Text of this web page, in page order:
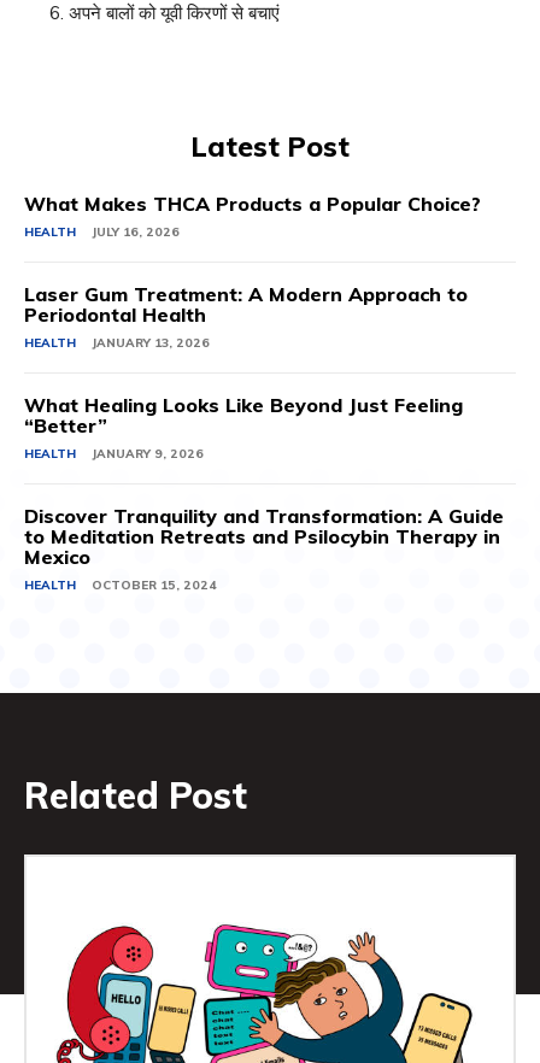
6. अपने बालों को यूवी किरणों से बचाएं
Latest Post
What Makes THCA Products a Popular Choice?
HEALTH JULY 16, 2026
Laser Gum Treatment: A Modern Approach to
Periodontal Health
HEALTH JANUARY 13, 2026
What Healing Looks Like Beyond Just Feeling
“Better”
HEALTH JANUARY 9, 2026
Discover Tranquility and Transformation: A Guide
to Meditation Retreats and Psilocybin Therapy in
Mexico
HEALTH OCTOBER 15, 2024
Related Post